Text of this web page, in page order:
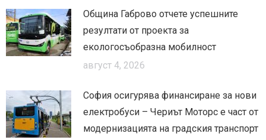
Община Габрово отчете успешните
резултати от проекта за
екологосъобразна мобилност
август 4, 2026
София осигурява финансиране за нови
електробуси – Чериът Моторс е част от
модернизацията на градския транспорт